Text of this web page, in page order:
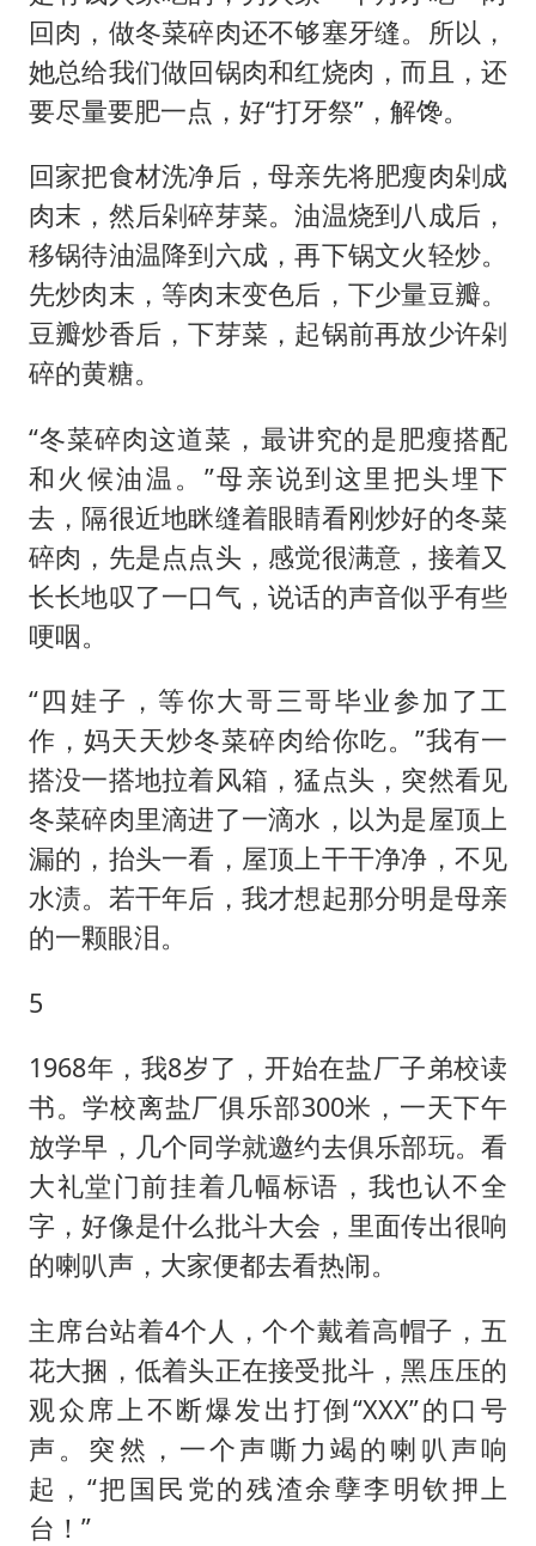
回肉，做冬菜碎肉还不够塞牙缝。所以，
她总给我们做回锅肉和红烧肉，而且，还
要尽量要肥一点，好“打牙祭”，解馋。
回家把食材洗净后，母亲先将肥瘦肉剁成
肉末，然后剁碎芽菜。油温烧到八成后，
移锅待油温降到六成，再下锅文火轻炒。
先炒肉末，等肉末变色后，下少量豆瓣。
豆瓣炒香后，下芽菜，起锅前再放少许剁
碎的黄糖。
“冬菜碎肉这道菜，最讲究的是肥瘦搭配
和火候油温。”母亲说到这里把头埋下
去，隔很近地眯缝着眼睛看刚炒好的冬菜
碎肉，先是点点头，感觉很满意，接着又
长长地叹了一口气，说话的声音似乎有些
哽咽。
“四娃子，等你大哥三哥毕业参加了工
作，妈天天炒冬菜碎肉给你吃。”我有一
搭没一搭地拉着风箱，猛点头，突然看见
冬菜碎肉里滴进了一滴水，以为是屋顶上
漏的，抬头一看，屋顶上干干净净，不见
水渍。若干年后，我才想起那分明是母亲
的一颗眼泪。
5
1968年，我8岁了，开始在盐厂子弟校读
书。学校离盐厂俱乐部300米，一天下午
放学早，几个同学就邀约去俱乐部玩。看
大礼堂门前挂着几幅标语，我也认不全
字，好像是什么批斗大会，里面传出很响
的喇叭声，大家便都去看热闹。
主席台站着4个人，个个戴着高帽子，五
花大捆，低着头正在接受批斗，黑压压的
观众席上不断爆发出打倒“XXX”的口号
声。突然，一个声嘶力竭的喇叭声响
起，“把国民党的残渣余孽李明钦押上
台！”